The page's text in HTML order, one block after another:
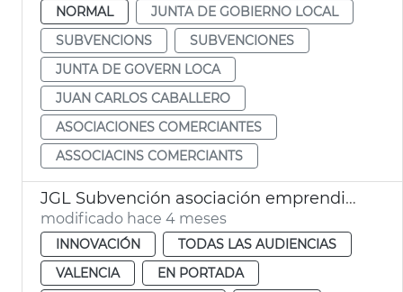
NORMAL
JUNTA DE GOBIERNO LOCAL
SUBVENCIONS
SUBVENCIONES
JUNTA DE GOVERN LOCA
JUAN CARLOS CABALLERO
ASOCIACIONES COMERCIANTES
ASSOCIACINS COMERCIANTS
JGL Subvención asociación emprendidas energía València
modificado hace 4 meses
INNOVACIÓN
TODAS LAS AUDIENCIAS
VALENCIA
EN PORTADA